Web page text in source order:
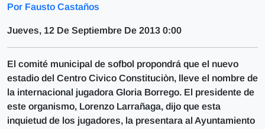
Por Fausto Castaños
Jueves, 12 De Septiembre De 2013 0:00
El comité municipal de sofbol propondrá que el nuevo
estadio del Centro Civico Constituciòn, lleve el nombre de
la internacional jugadora Gloria Borrego. El presidente de
este organismo, Lorenzo Larrañaga, dijo que esta
inquietud de los jugadores, la presentara al Ayuntamiento